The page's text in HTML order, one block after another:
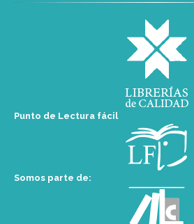
Punto de Lectura fácil
Somos parte de: